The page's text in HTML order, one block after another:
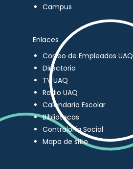
Campus
Enlaces
Correo de Empleados UAQ
Directorio
TV UAQ
Radio UAQ
Calendario Escolar
Bibliotecas
Contraloría Social
Mapa de sitio